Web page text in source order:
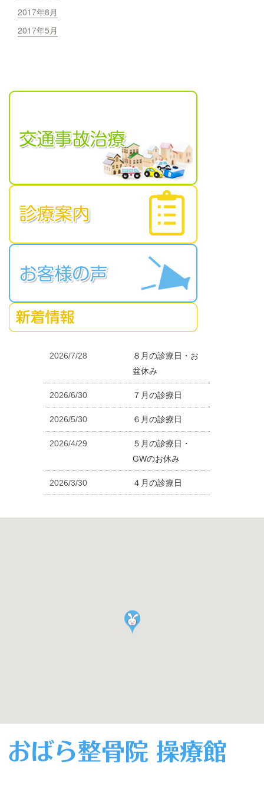
2017年8月
2017年5月
2026/7/28
８月の診療日・お
盆休み
2026/6/30 ７月の診療日
2026/5/30 ６月の診療日
2026/4/29
５月の診療日・
GWのお休み
2026/3/30 ４月の診療日